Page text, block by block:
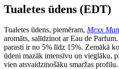
Tualetes ūdens (EDT)
Tualetes ūdens, piemēram, Mexx
aromāts, salīdzinot ar Eau de
parasti ir no 5% līdz 15%. Zemākā
ūdeni mazāk intensīvu un vieglāku,
vien atsvaidzinošāku smaržas profilu.